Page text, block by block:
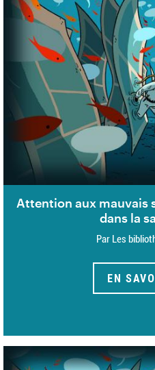
Attention aux mauvais
dans la
Par Les
EN